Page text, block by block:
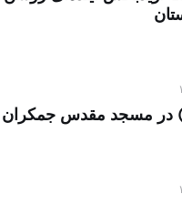
در مسجد مقدس جمکران